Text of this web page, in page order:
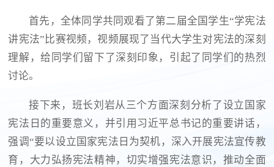
首先，全体同学共同观看了第二届全国学生“学宪法
讲宪法”比赛视频，视频展现了当代大学生对宪法的深刻
理解，给同学们留下了深刻印象，引起了同学们的热烈
讨论。
接下来，班长刘岩从三个方面深刻分析了设立国家
宪法日的重要意义，并引用习近平总书记的重要讲话，
强调“要以设立国家宪法日为契机，深入开展宪法宣传教
育，大力弘扬宪法精神，切实增强宪法意识，推动全面